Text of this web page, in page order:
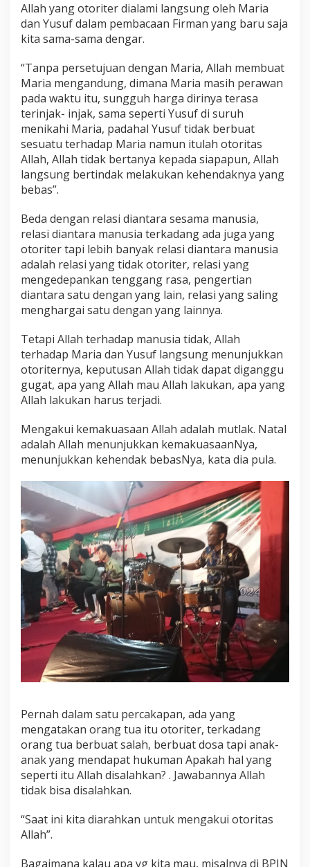
Allah yang otoriter dialami langsung oleh Maria
dan Yusuf dalam pembacaan Firman yang baru saja
kita sama-sama dengar.
“Tanpa persetujuan dengan Maria, Allah membuat
Maria mengandung, dimana Maria masih perawan
pada waktu itu, sungguh harga dirinya terasa
terinjak- injak, sama seperti Yusuf di suruh
menikahi Maria, padahal Yusuf tidak berbuat
sesuatu terhadap Maria namun itulah otoritas
Allah, Allah tidak bertanya kepada siapapun, Allah
langsung bertindak melakukan kehendaknya yang
bebas”.
Beda dengan relasi diantara sesama manusia,
relasi diantara manusia terkadang ada juga yang
otoriter tapi lebih banyak relasi diantara manusia
adalah relasi yang tidak otoriter, relasi yang
mengedepankan tenggang rasa, pengertian
diantara satu dengan yang lain, relasi yang saling
menghargai satu dengan yang lainnya.
Tetapi Allah terhadap manusia tidak, Allah
terhadap Maria dan Yusuf langsung menunjukkan
otoriternya, keputusan Allah tidak dapat diganggu
gugat, apa yang Allah mau Allah lakukan, apa yang
Allah lakukan harus terjadi.
Mengakui kemakuasaan Allah adalah mutlak. Natal
adalah Allah menunjukkan kemakuasaanNya,
menunjukkan kehendak bebasNya, kata dia pula.
Pernah dalam satu percakapan, ada yang
mengatakan orang tua itu otoriter, terkadang
orang tua berbuat salah, berbuat dosa tapi anak-
anak yang mendapat hukuman Apakah hal yang
seperti itu Allah disalahkan? . Jawabannya Allah
tidak bisa disalahkan.
“Saat ini kita diarahkan untuk mengakui otoritas
Allah”.
Bagaimana kalau apa yg kita mau, misalnya di BPJN